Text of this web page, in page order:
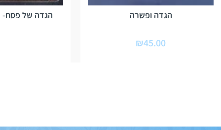
הגדה ופשרה
₪45.00
הגדה של פסח-